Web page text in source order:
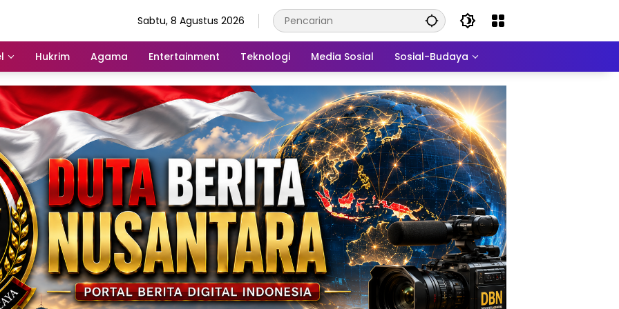
Sabtu, 8 Agustus 2026
Hukrim Agama Entertainment Teknologi Media Sosial Sosial-Budaya